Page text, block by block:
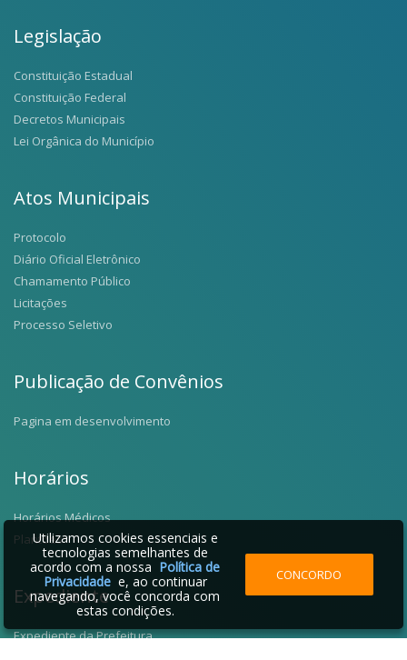
Legislação
Constituição Estadual
Constituição Federal
Decretos Municipais
Lei Orgânica do Município
Atos Municipais
Protocolo
Diário Oficial Eletrônico
Chamamento Público
Licitações
Processo Seletivo
Publicação de Convênios
Pagina em desenvolvimento
Horários
Horários Médicos
Plantões
Expediente
Expediente da Prefeitura
Utilizamos cookies essenciais e
tecnologias semelhantes de
acordo com a nossa Política de
Privacidadee, ao continuar
navegando, você concorda com
estas condições.
CONCORDO